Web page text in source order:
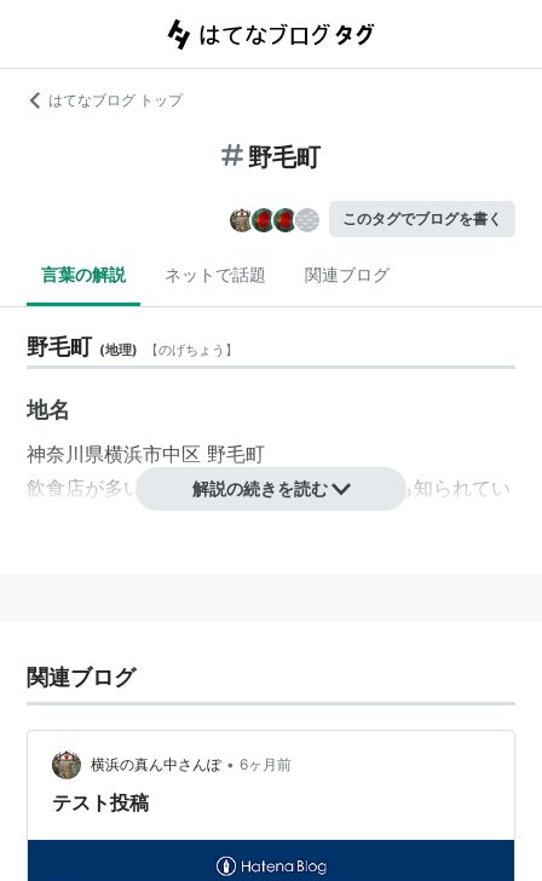
はてなブログ トップ
野毛町
このタグでブログを書く
言葉の解説 ネットで話題 関連ブログ
野毛町 (地理) 【のげちょう 】
地名
神奈川県横浜市中区 野毛町
飲食店が多い。また、大道芸のまちとしても知られてい
解説の続きを読む
関連ブログ
横浜の真ん中さんぽ • 6ヶ月前
テスト投稿